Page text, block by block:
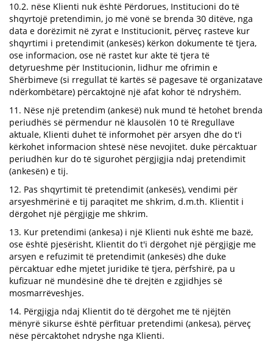
10.2. nëse Klienti nuk është Përdorues, Institucioni do të
shqyrtojë pretendimin, jo më vonë se brenda 30 ditëve, nga
data e dorëzimit në zyrat e Institucionit, përveç rasteve kur
shqyrtimi i pretendimit (ankesës) kërkon dokumente të tjera,
ose informacion, ose në rastet kur akte të tjera të
detyrueshme për Institucionin, lidhur me ofrimin e
Shërbimeve (si rregullat të kartës së pagesave të organizatave
ndërkombëtare) përcaktojnë një afat kohor të ndryshëm.
11. Nëse një pretendim (ankesë) nuk mund të hetohet brenda
periudhës së përmendur në klausolën 10 të Rregullave
aktuale, Klienti duhet të informohet për arsyen dhe do t'i
kërkohet informacion shtesë nëse nevojitet. duke përcaktuar
periudhën kur do të sigurohet përgjigjia ndaj pretendimit
(ankesën) e tij.
12. Pas shqyrtimit të pretendimit (ankesës), vendimi për
arsyeshmërinë e tij paraqitet me shkrim, d.m.th. Klientit i
dërgohet një përgjigje me shkrim.
13. Kur pretendimi (ankesa) i një Klienti nuk është me bazë,
ose është pjesërisht, Klientit do t'i dërgohet një përgjigje me
arsyen e refuzimit të pretendimit (ankesës) dhe duke
përcaktuar edhe mjetet juridike të tjera, përfshirë, pa u
kufizuar në mundësinë dhe të drejtën e zgjidhjes së
mosmarrëveshjes.
14. Përgjigja ndaj Klientit do të dërgohet me të njëjtën
mënyrë sikurse është përfituar pretendimi (ankesa), përveç
nëse përcaktohet ndryshe nga Klienti.